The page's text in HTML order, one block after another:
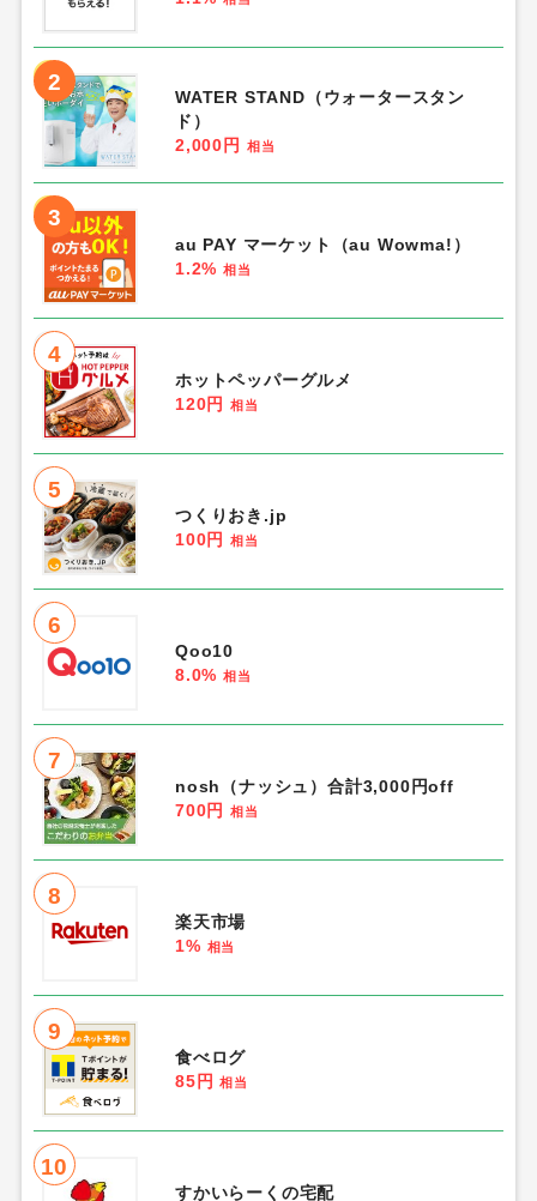
2
WATER STAND（ウォータースタン
ド）
2,000円
相当
3
au PAY マーケット（au Wowma!）
1.2% 相当
4
ホットペッパーグルメ
120円
相当
5
つくりおき.jp
100円
相当
6
Qoo10
8.0% 相当
7
nosh（ナッシュ）合計3,000円off
700円
相当
8
楽天市場
1% 相当
9
食べログ
85円
相当
10
すかいらーくの宅配